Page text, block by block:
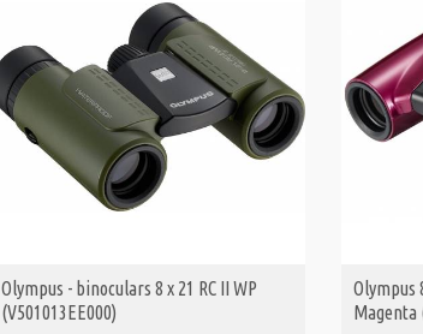
ΑΓΟΡΑ
Olympus - binoculars 8 x 21 RC II WP
(V501013EE000)
Olympus
Magenta